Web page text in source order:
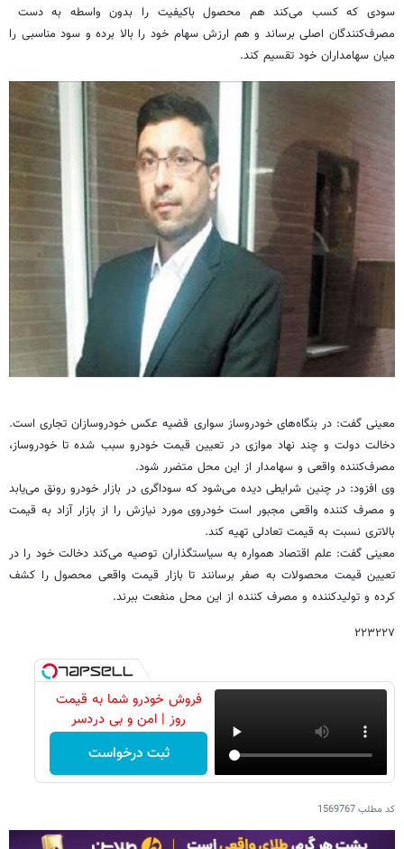
سودی که کسب می‌کند هم محصول باکیفیت را بدون واسطه به دست
مصرف‌کنندگان اصلی برساند و هم ارزش سهام خود را بالا برده و سود مناسبی را
میان سهامداران خود تقسیم کند.
معینی گفت: در بنگاه‌های خودروساز سواری قضیه عکس خودروسازان تجاری‌ است.
دخالت دولت و چند نهاد موازی در تعیین قیمت خودرو سبب شده تا خودروساز،
مصرف‌کننده واقعی و سهامدار از این محل متضرر شود.
وی افزود: در چنین شرایطی دیده می‌شود که سوداگری در بازار خودرو رونق می‌یابد
و مصرف کننده واقعی مجبور است خودروی مورد نیازش را از بازار آزاد به قیمت
بالاتری نسبت به قیمت تعادلی تهیه کند.
معینی گفت: علم اقتصاد همواره به سیاستگذاران توصیه می‌کند دخالت خود را در
تعیین قیمت محصولات به صفر برسانند تا بازار قیمت واقعی محصول را کشف
کرده و تولیدکننده و مصرف کننده از این محل منفعت ببرند.
۲۲۳۲۲۷
فروش خودرو شما به قیمت
روز | امن و بی دردسر
ثبت درخواست
کد مطلب1569767